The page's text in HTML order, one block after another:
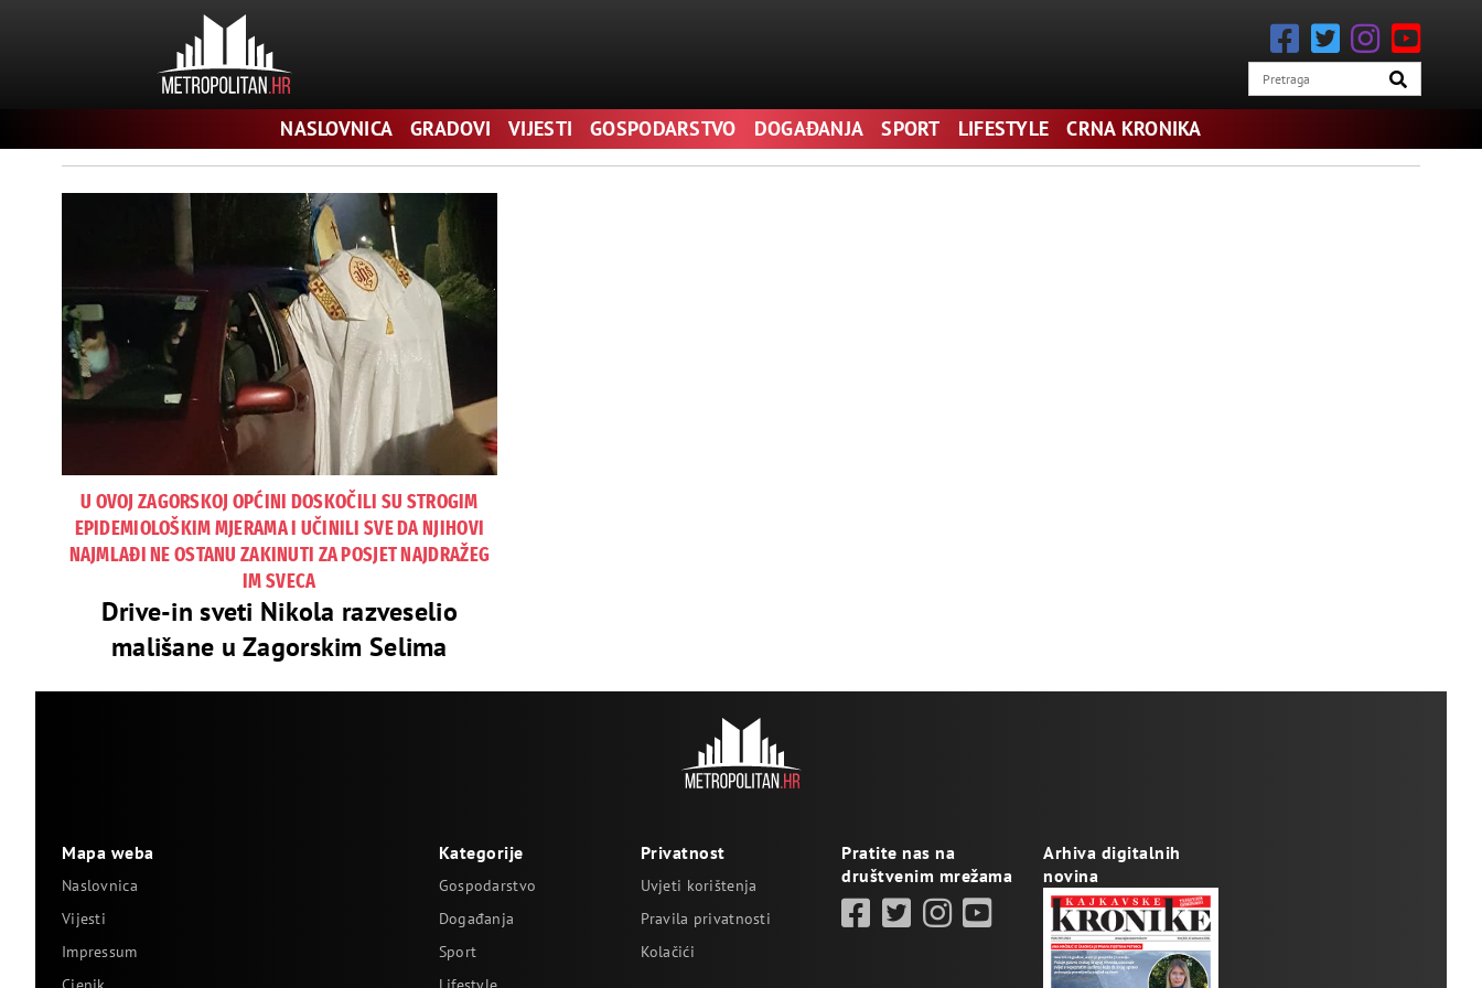
Pretraga
NASLOVNICA GRADOVI VIJESTI GOSPODARSTVO DOGAĐANJA SPORT LIFESTYLE CRNA KRONIKA
U OVOJ ZAGORSKOJ OPĆINI DOSKOČILI SU STROGIM
EPIDEMIOLOŠKIM MJERAMA I UČINILI SVE DA NJIHOVI
NAJMLAĐI NE OSTANU ZAKINUTI ZA POSJET NAJDRAŽEG
IM SVECA
Drive-in sveti Nikola razveselio
mališane u Zagorskim Selima
Mapa weba
Naslovnica
Vijesti
Impressum
Kategorije
Gospodarstvo
Događanja
Sport
Privatnost
Uvjeti korištenja
Pravila privatnosti
Kolačići
Pratite nas na
društvenim mrežama
Arhiva digitalnih
novina